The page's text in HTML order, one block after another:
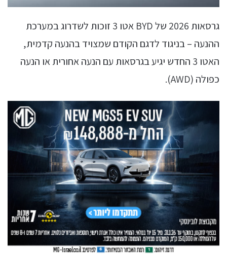
גרסאות 2026 של BYD אטו 3 זוכות לשדרוג במערכת
ההנעה – בניגוד לדגם הקודם שמצויד בהנעה קדמית,
האטו 3 החדש יגיע בגרסאות עם הנעה אחורית או הנעה
כפולה (AWD).